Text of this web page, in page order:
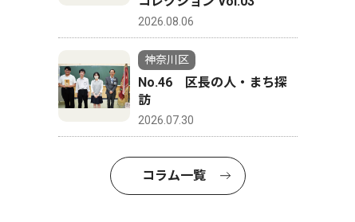
2026.08.06
神奈川区
No.46 区長の人・まち探
訪
2026.07.30
コラム一覧